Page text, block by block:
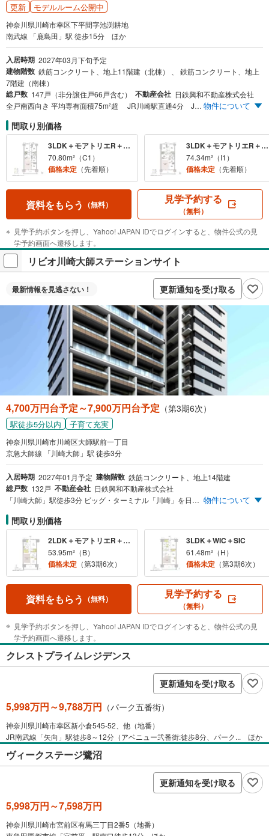
更新 モデルルーム公開中
神奈川県川崎市幸区下平間字池渕耕地
南武線 「鹿島田」駅 徒歩15分 ほか
入居時期 2027年03月下旬予定
建物階数 鉄筋コンクリート、地上11階建（北棟） 、 鉄筋コンクリート、地上
7階建（南棟）
総戸数 147戸（非分譲住戸66戸含む） 不動産会社 日鉄興和不動産株式会社
全戸南西向き 平均専有面積75m²超 JR川崎駅直通4分 JR湘南新宿ライン・横須賀線・南武線2駅3路線利用可マルチアクセス 収納や仕事に使える新空間・モアトリエ 物件について
間取り別価格
3LDK＋モアトリエR＋WIC
70.80m²（C1）
価格未定 （先着順）
3LDK＋モアトリエR＋2WIC
74.34m²（I1）
価格未定 （先着順）
資料をもらう （無料） 見学予約する
（無料）
見学予約ボタンを押し、Yahoo! JAPAN IDでログインすると、物件公式の見
学予約画面へ遷移します。
リビオ川崎大師ステーションサイト
最新情報を見逃さない！ 更新通知を受け取る
4,700万円台予定～7,900万円台予定 （第3期6次）
駅徒歩5分以内 子育て充実
神奈川県川崎市川崎区大師駅前一丁目
京急大師線 「川崎大師」駅 徒歩3分
入居時期 2027年01月予定 建物階数 鉄筋コンクリート、地上14階建
総戸数 132戸 不動産会社 日鉄興和不動産株式会社
「川崎大師」駅徒歩3分 ビッグ・ターミナル「川崎」を日常使い 「京急川崎」駅まで直通6分 主要都市へスムーズにアクセス 1LDK/2LDK/3LDK 南向き中心※1 豊富なプランバリエーション 全132邸の大規模レジデンス 落ち着きの中で確かな存在感を放つ洗練されたレジデンス 駅徒歩3分の資産価値 利便性と希少性が将来を見据えた価値となる ※1 全132戸中80戸 物件について
間取り別価格
2LDK＋モアトリエR＋WIC＋SIC
53.95m²（B）
価格未定 （第3期6次）
3LDK＋WIC＋SIC
61.48m²（H）
価格未定 （第3期6次）
資料をもらう （無料） 見学予約する
（無料）
見学予約ボタンを押し、Yahoo! JAPAN IDでログインすると、物件公式の見
学予約画面へ遷移します。
クレストプライムレジデンス
更新通知を受け取る
5,998万円～9,788万円 （パーク五番街）
神奈川県川崎市幸区新小倉545-52、他（地番）
JR南武線「矢向」駅徒歩8～12分（アベニュー弐番街:徒歩8分、パーク... ほか
ヴィークステージ鷺沼
更新通知を受け取る
5,998万円～7,598万円
神奈川県川崎市宮前区有馬三丁目2番5（地番）